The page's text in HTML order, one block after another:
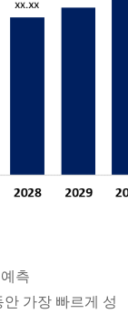
측
가장 빠르게 성